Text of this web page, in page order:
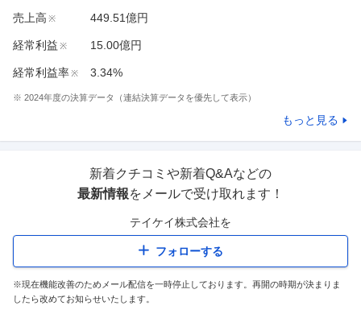
売上高 ※ 449.51億円
経常利益 ※ 15.00億円
経常利益率※ 3.34%
※ 2024年度の決算データ（連結決算データを優先して表示）
もっと見る
新着クチコミや新着Q&Aなどの
最新情報をメールで受け取れます！
テイケイ株式会社を
フォローする
※現在機能改善のためメール配信を一時停止しております。再開の時期が決まりま
したら改めてお知らせいたします。